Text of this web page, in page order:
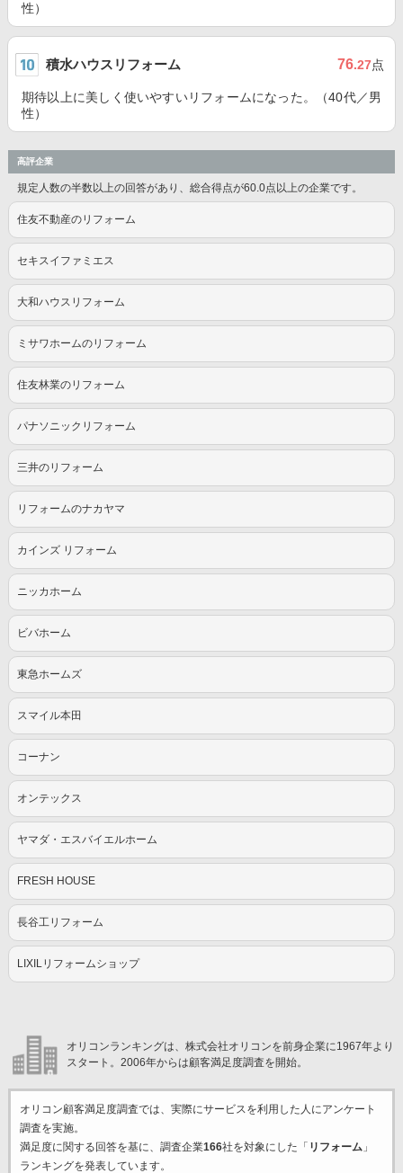
性）
積水ハウスリフォーム 76.27点
期待以上に美しく使いやすいリフォームになった。（40代／男
性）
高評企業
規定人数の半数以上の回答があり、総合得点が60.0点以上の企業です。
住友不動産のリフォーム
セキスイファミエス
大和ハウスリフォーム
ミサワホームのリフォーム
住友林業のリフォーム
パナソニックリフォーム
三井のリフォーム
リフォームのナカヤマ
カインズ リフォーム
ニッカホーム
ビバホーム
東急ホームズ
スマイル本田
コーナン
オンテックス
ヤマダ・エスバイエルホーム
FRESH HOUSE
長谷工リフォーム
LIXILリフォームショップ
オリコンランキングは、株式会社オリコンを前身企業に1967年より
スタート。2006年からは顧客満足度調査を開始。
オリコン顧客満足度調査では、実際にサービスを利用した 人にアンケート
調査を実施。
満足度に関する回答を基に、調査企業166社を対象にした「 リフォーム」
ランキングを発表しています。